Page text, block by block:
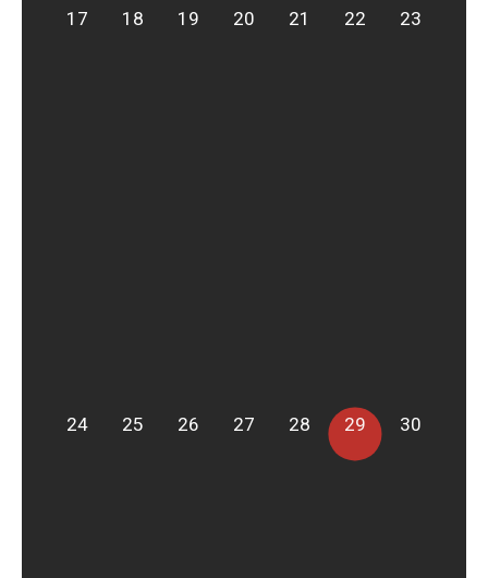
17 18 19 20 21 22 23
24 25 26 27 28 29 30